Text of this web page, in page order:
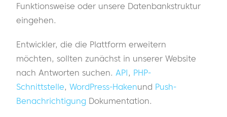
Funktionsweise oder unsere Datenbankstruktur
eingehen.
Entwickler, die die Plattform erweitern
möchten, sollten zunächst in unserer Website
nach Antworten suchen. API, PHP-
Schnittstelle, WordPress-Hakenund Push-
Benachrichtigung Dokumentation.